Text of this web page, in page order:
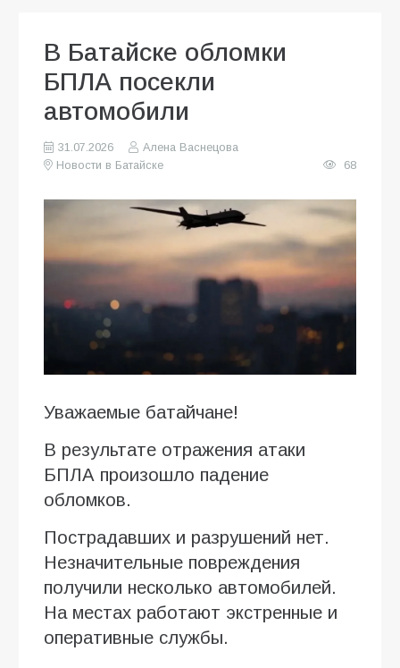
В Батайске обломки
БПЛА посекли
автомобили
31.07.2026
Алена Васнецова
Новости в Батайске
68
Уважаемые батайчане!
В результате отражения атаки
БПЛА произошло падение
обломков.
Пострадавших и разрушений нет.
Незначительные повреждения
получили несколько автомобилей.
На местах работают экстренные и
оперативные службы.